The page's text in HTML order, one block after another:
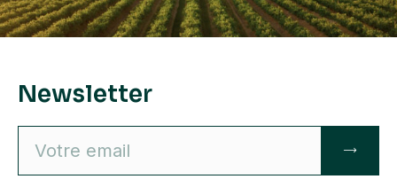
Mobilisez les connaissances de base nécessaires à la bonne
Newsletter